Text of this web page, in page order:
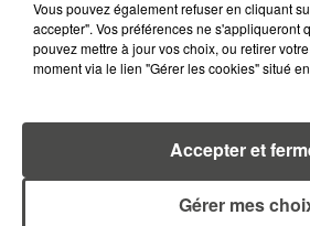
5 août 2026
MANGER
PLUS CHER
ALERTE L’ONU
5 août 2026
QUELLES SONT
OFFRENT LE
Vous pouvez également refuser en cliquant
accepter". Vos préférences ne s'appliqueront
pouvez mettre à jour vos choix, ou retirer
moment via le lien "Gérer les cookies" situé
Gérer mes
Accepter et